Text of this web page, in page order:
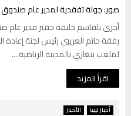
صور: جولة تفقدية لمدير عام صندوق
أجرى بلقاسم خليفة حفتر مدير عام
رفقة حاتم العريبي رئيس لجنة إعادة
لملعب بنغازي بالمدينة الرياضية....
اقرأ المزيد
أخبار ليبيا الأخبار